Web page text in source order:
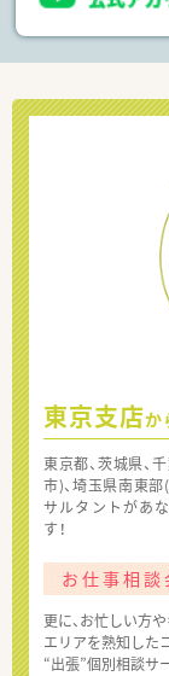
東京支店か
東京都、茨城県、
市)、埼玉県南東
サルタントがあ
す！
お仕事相談
更に、お忙しい方
エリアを熟知した
“出張”個別相談サ